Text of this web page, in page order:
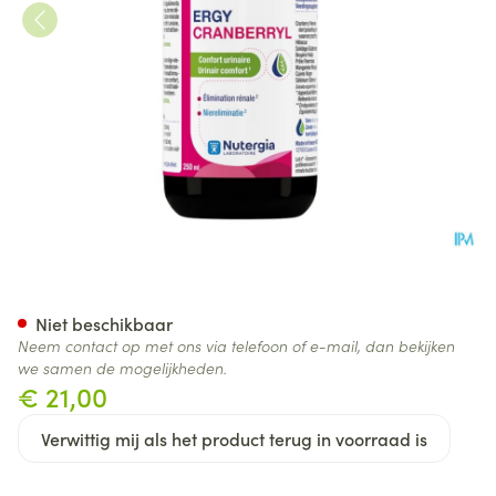
€ 21,00
Verwittig mij als het product terug in voorraad is
Niet beschikbaar
Neem contact op met ons via telefoon of e-mail, dan bekijken
we samen de mogelijkheden.